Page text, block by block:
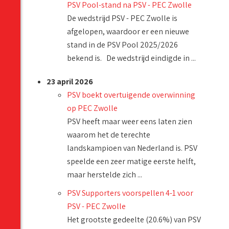
PSV Pool-stand na PSV - PEC Zwolle
De wedstrijd PSV - PEC Zwolle is
afgelopen, waardoor er een nieuwe
stand in de PSV Pool 2025/2026
bekend is. De wedstrijd eindigde in ...
23 april 2026
PSV boekt overtuigende overwinning
op PEC Zwolle
PSV heeft maar weer eens laten zien
waarom het de terechte
landskampioen van Nederland is. PSV
speelde een zeer matige eerste helft,
maar herstelde zich ...
PSV Supporters voorspellen 4-1 voor
PSV - PEC Zwolle
Het grootste gedeelte (20.6%) van PSV